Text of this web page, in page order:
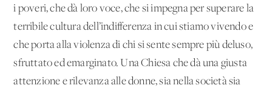
i poveri, che dà loro voce, che si impegna per superare la
terribile cultura dell’indifferenza in cui stiamo vivendo e
che porta alla violenza di chi si sente sempre più deluso,
sfruttato ed emarginato. Una Chiesa che dà una giusta
attenzione e rilevanza alle donne, sia nella società sia